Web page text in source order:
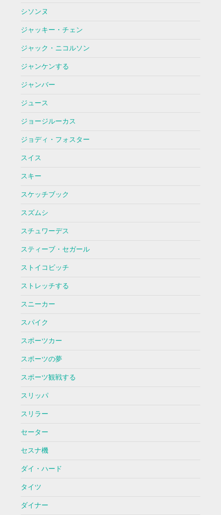
シソンヌ
ジャッキー・チェン
ジャック・ニコルソン
ジャンケンする
ジャンバー
ジュース
ジョージルーカス
ジョディ・フォスター
スイス
スキー
スケッチブック
スズムシ
スチュワーデス
スティーブ・セガール
ストイコビッチ
ストレッチする
スニーカー
スパイク
スポーツカー
スポーツの夢
スポーツ観戦する
スリッパ
スリラー
セーター
セスナ機
ダイ・ハード
タイツ
ダイナー